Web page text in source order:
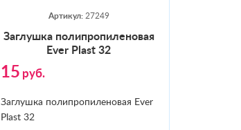
Артикул: 27249
Заг­лушка по­лип­ро­пиле­новая
Ever Plast 32
15 руб.
Заглушка полипропиленовая Ever
Plast 32